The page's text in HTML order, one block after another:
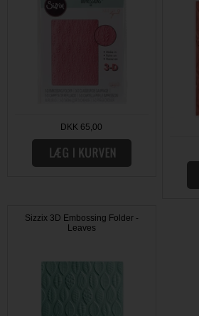
DKK 65,00
Sizzix 3D Embossing Folder -
Leaves